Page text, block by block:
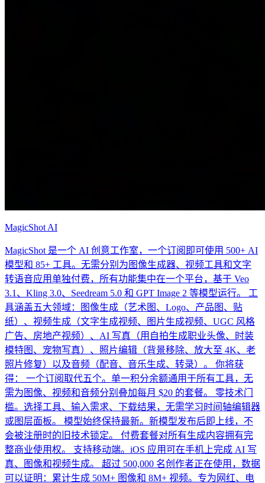
MagicShot AI
MagicShot 是一个 AI 创意工作室，一个订阅即可使用 500+ AI
模型和 85+ 工具。无需分别为图像生成器、视频工具和文字
转语音应用单独付费，所有功能集中在一个平台，基于 Veo
3.1、Kling 3.0、Seedream 5.0 和 GPT Image 2 等模型运行。 工
具涵盖五大领域：图像生成（艺术图、Logo、产品图、贴
纸）、视频生成（文字生成视频、图片生成视频、UGC 风格
广告、房地产视频）、AI 写真（用自拍生成职业头像、时装
模特图、宠物写真）、照片编辑（背景移除、放大至 4K、老
照片修复）以及音频（配音、音乐生成、转录）。 你将获
得： 一个订阅取代五个。单一积分余额通用于所有工具，无
需为图像、视频和音频分别叠加每月 $20 的套餐。 零技术门
槛。选择工具、输入需求、下载结果，无需学习时间轴编辑器
或图层面板。 模型始终保持最新。新模型发布后即上线，不
会被注册时的旧技术锁定。 付费套餐对所有生成内容拥有完
整商业使用权。 支持移动端。iOS 应用可在手机上完成 AI 写
真、图像和视频生成。 超过 500,000 名创作者正在使用，数据
可以证明：累计生成 50M+ 图像和 8M+ 视频。专为网红、电